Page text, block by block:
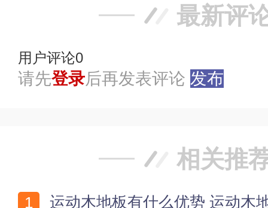
最新评
用户评论0
请先登录后再发表评论 发布
相关推
运动木地板有什么优势 运动木